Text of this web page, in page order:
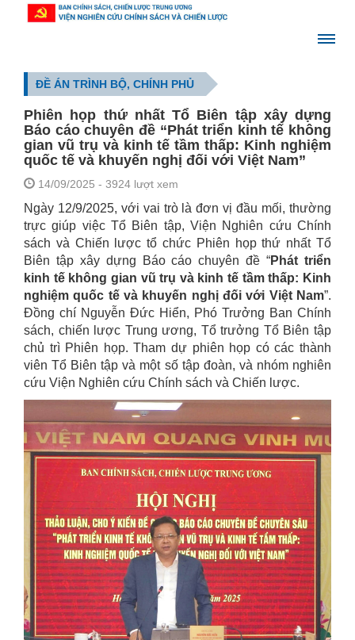
ĐỀ ÁN TRÌNH BỘ, CHÍNH PHỦ
Phiên họp thứ nhất Tổ Biên tập xây dựng
Báo cáo chuyên đề “Phát triển kinh tế không
gian vũ trụ và kinh tế tầm thấp: Kinh nghiệm
quốc tế và khuyến nghị đối với Việt Nam”
14/09/2025 - 3924 lượt xem
Ngày 12/9/2025, với vai trò là đơn vị đầu mối, thường
trực giúp việc Tổ Biên tập, Viện Nghiên cứu Chính
sách và Chiến lược tổ chức Phiên họp thứ nhất Tổ
Biên tập xây dựng Báo cáo chuyên đề “Phát triển
kinh tế không gian vũ trụ và kinh tế tầm thấp: Kinh
nghiệm quốc tế và khuyến nghị đối với Việt Nam”.
Đồng chí Nguyễn Đức Hiển, Phó Trưởng Ban Chính
sách, chiến lược Trung ương, Tổ trưởng Tổ Biên tập
chủ trì Phiên họp. Tham dự phiên họp có các thành
viên Tổ Biên tập và một số tập đoàn, và nhóm nghiên
cứu Viện Nghiên cứu Chính sách và Chiến lược.